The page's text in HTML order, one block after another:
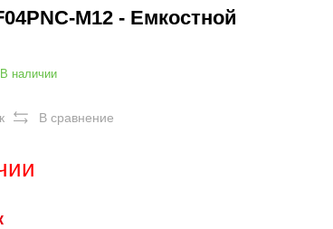
M12 - Емкостной
В наличии
В сравнение